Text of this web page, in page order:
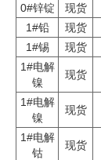
数字报
0#锌锭
现货
1#铅
现货
1#锡
现货
1#电解
镍
现货
1#电解
镍
现货
1#电解
钴
现货